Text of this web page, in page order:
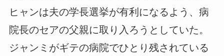
ヒャンは夫の学長選挙が有利になるよう、病
院長のセアの父親に取り入ろうとしていた。
ジャンミがギテの病院でひとり残されている